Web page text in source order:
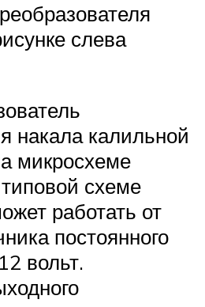
слева
накала калильной
микросхеме
схеме
работать от
постоянного
вольт.